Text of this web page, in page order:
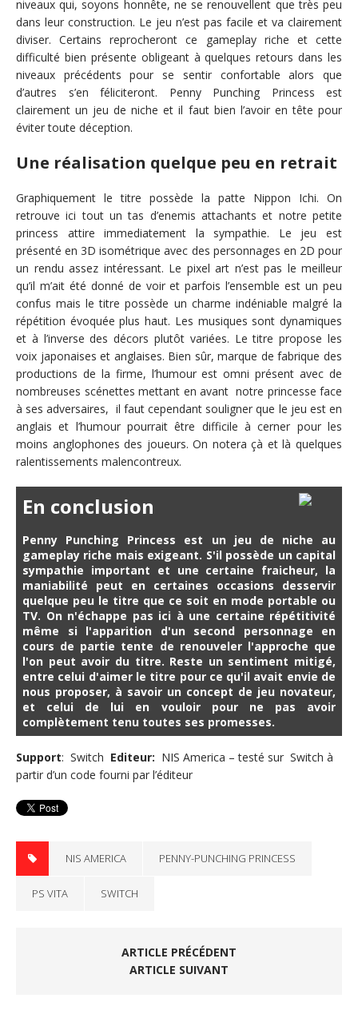
niveaux qui, soyons honnête, ne se renouvellent que très peu
dans leur construction. Le jeu n’est pas facile et va clairement
diviser. Certains reprocheront ce gameplay riche et cette
difficulté bien présente obligeant à quelques retours dans les
niveaux précédents pour se sentir confortable alors que
d’autres s’en féliciteront. Penny Punching Princess est
clairement un jeu de niche et il faut bien l’avoir en tête pour
éviter toute déception.
Une réalisation quelque peu en retrait
Graphiquement le titre possède la patte Nippon Ichi. On
retrouve ici tout un tas d’enemis attachants et notre petite
princess attire immediatement la sympathie. Le jeu est
présenté en 3D isométrique avec des personnages en 2D pour
un rendu assez intéressant. Le pixel art n’est pas le meilleur
qu’il m’ait été donné de voir et parfois l’ensemble est un peu
confus mais le titre possède un charme indéniable malgré la
répétition évoquée plus haut. Les musiques sont dynamiques
et à l’inverse des décors plutôt variées. Le titre propose les
voix japonaises et anglaises. Bien sûr, marque de fabrique des
productions de la firme, l’humour est omni présent avec de
nombreuses scénettes mettant en avant notre princesse face
à ses adversaires, il faut cependant souligner que le jeu est en
anglais et l’humour pourrait être difficile à cerner pour les
moins anglophones des joueurs. On notera çà et là quelques
ralentissements malencontreux.
En conclusion
Penny Punching Princess est un jeu de niche au
gameplay riche mais exigeant. S'il possède un capital
sympathie important et une certaine fraicheur, la
maniabilité peut en certaines occasions desservir
quelque peu le titre que ce soit en mode portable ou
TV. On n'échappe pas ici à une certaine répétitivité
même si l'apparition d'un second personnage en
cours de partie tente de renouveler l'approche que
l'on peut avoir du titre. Reste un sentiment mitigé,
entre celui d'aimer le titre pour ce qu'il avait envie de
nous proposer, à savoir un concept de jeu novateur,
et celui de lui en vouloir pour ne pas avoir
complètement tenu toutes ses promesses.
Support: Switch Editeur: NIS America – testé sur Switch à
partir d’un code fourni par l’éditeur
NIS AMERICA PENNY-PUNCHING PRINCESS
PS VITA SWITCH
ARTICLE PRÉCÉDENT
ARTICLE SUIVANT